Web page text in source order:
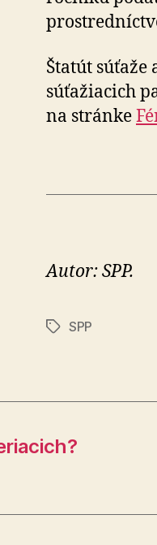
Štatút
súťažiacich
na stránke
Autor: SPP.
Značky
SPP